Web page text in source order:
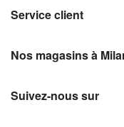
Service client
Nos magasins à
Suivez-nous sur